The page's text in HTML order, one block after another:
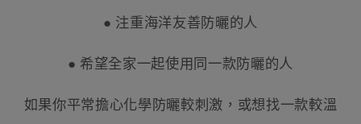
● 注重海洋友善防曬的人
● 希望全家一起使用同一款防曬的人
如果你平常擔心化學防曬較刺激，或想找一款較溫